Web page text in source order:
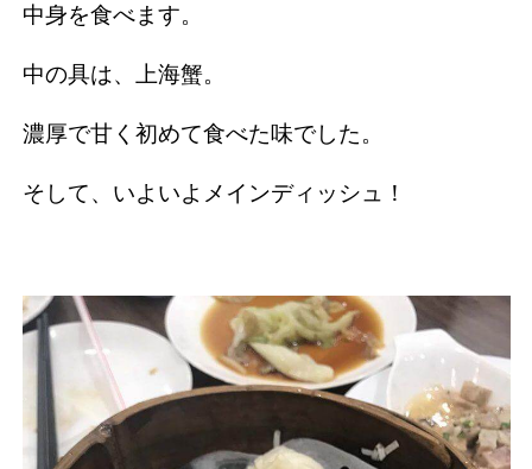
中身を食べます。
中の具は、上海蟹。
濃厚で甘く初めて食べた味でした。
そして、いよいよメインディッシュ！